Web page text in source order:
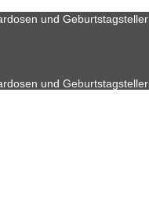
und Geburtstagsteller
und Geburtstagsteller